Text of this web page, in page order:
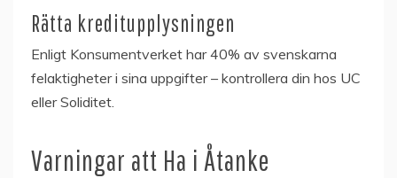
Rätta kreditupplysningen
Enligt Konsumentverket har 40% av svenskarna
felaktigheter i sina uppgifter – kontrollera din hos UC
eller Soliditet.
Varningar att Ha i Åtanke